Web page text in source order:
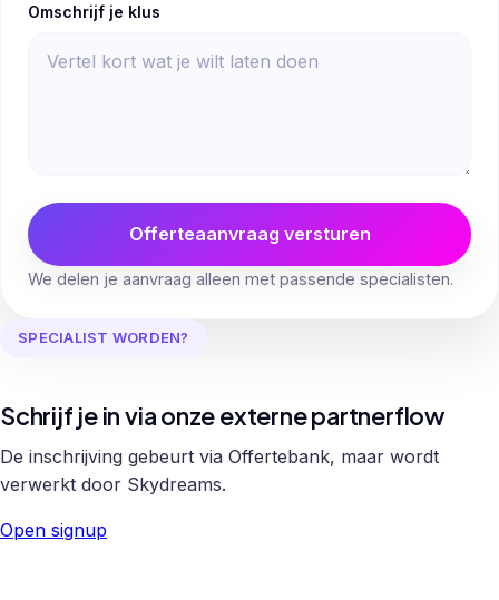
Omschrijf je klus
Offerteaanvraag versturen
We delen je aanvraag alleen met passende specialisten.
SPECIALIST WORDEN?
Schrijf je in via onze externe partnerflow
De inschrijving gebeurt via Offertebank, maar wordt
verwerkt door Skydreams.
Open signup